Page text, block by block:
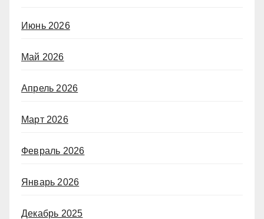
Июнь 2026
Май 2026
Апрель 2026
Март 2026
Февраль 2026
Январь 2026
Декабрь 2025